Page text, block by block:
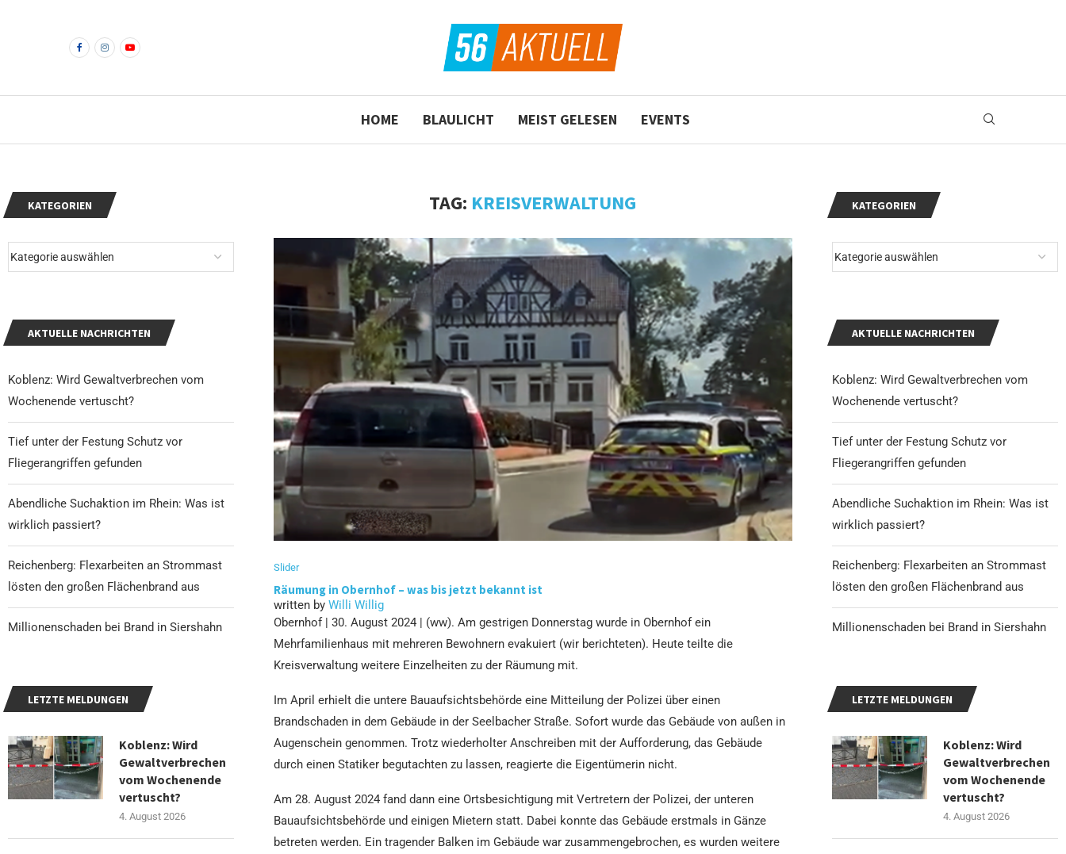
HOME BLAULICHT MEIST GELESEN EVENTS
TAG: KREISVERWALTUNG
Slider
Räumung in Obernhof – was bis jetzt bekannt ist
written by Willi Willig
Obernhof | 30. August 2024 | (ww). Am gestrigen Donnerstag wurde in Obernhof ein
Mehrfamilienhaus mit mehreren Bewohnern evakuiert (wir berichteten). Heute teilte die
Kreisverwaltung weitere Einzelheiten zu der Räumung mit.
Im April erhielt die untere Bauaufsichtsbehörde eine Mitteilung der Polizei über einen
Brandschaden in dem Gebäude in der Seelbacher Straße. Sofort wurde das Gebäude von außen in
Augenschein genommen. Trotz wiederholter Anschreiben mit der Aufforderung, das Gebäude
durch einen Statiker begutachten zu lassen, reagierte die Eigentümerin nicht.
Am 28. August 2024 fand dann eine Ortsbesichtigung mit Vertretern der Polizei, der unteren
Bauaufsichtsbehörde und einigen Mietern statt. Dabei konnte das Gebäude erstmals in Gänze
betreten werden. Ein tragender Balken im Gebäude war zusammengebrochen, es wurden weitere
KATEGORIEN
AKTUELLE NACHRICHTEN
Koblenz: Wird Gewaltverbrechen vom
Wochenende vertuscht?
Tief unter der Festung Schutz vor
Fliegerangriffen gefunden
Abendliche Suchaktion im Rhein: Was ist
wirklich passiert?
Reichenberg: Flexarbeiten an Strommast
lösten den großen Flächenbrand aus
Millionenschaden bei Brand in Siershahn
LETZTE MELDUNGEN
Koblenz: Wird
Gewaltverbrechen
vom Wochenende
vertuscht?
4. August 2026
KATEGORIEN
AKTUELLE NACHRICHTEN
Koblenz: Wird Gewaltverbrechen vom
Wochenende vertuscht?
Tief unter der Festung Schutz vor
Fliegerangriffen gefunden
Abendliche Suchaktion im Rhein: Was ist
wirklich passiert?
Reichenberg: Flexarbeiten an Strommast
lösten den großen Flächenbrand aus
Millionenschaden bei Brand in Siershahn
LETZTE MELDUNGEN
Koblenz: Wird
Gewaltverbrechen
vom Wochenende
vertuscht?
4. August 2026